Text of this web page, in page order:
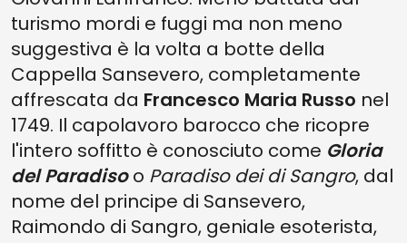
turismo mordi e fuggi ma non meno
suggestiva è la volta a botte della
Cappella Sansevero, completamente
affrescata da Francesco Maria Russo nel
1749. Il capolavoro barocco che ricopre
l'intero soffitto è conosciuto come Gloria
del Paradisoo Paradiso dei di Sangro, dal
nome del principe di Sansevero,
Raimondo di Sangro, geniale esoterista,